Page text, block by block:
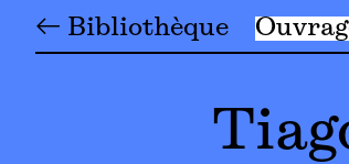
← Bibliothèque